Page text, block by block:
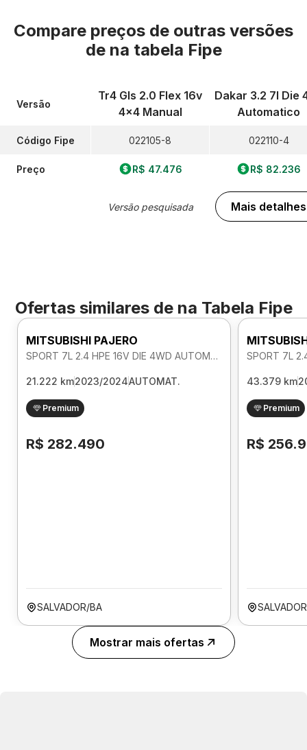
Compare preços de outras versões
de na tabela Fipe
Versão
Código Fipe
Preço
Tr4 Gls 2.0 Flex 16v
4x4 Manual
022105-8
R$ 47.476
Versão pesquisada
Dakar 3.2 7l Die
Automatico
022110-4
R$ 82.236
Mais detalhes
Ofertas similares de na Tabela Fipe
MITSUBISHI PAJERO
SPORT 7L 2.4 HPE 16V DIE 4WD AUTOMATICO
21.222 km2023/2024AUTOMAT.
Premium
R$ 282.490
SALVADOR/BA
43.379 km
Premium
R$
Mostrar mais ofertas